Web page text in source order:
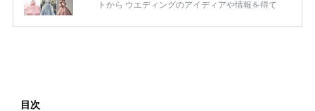
トから ウエディングのアイディアや情報を得て
目次